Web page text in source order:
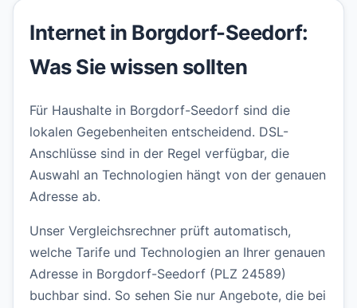
Internet in Borgdorf-Seedorf:
Was Sie wissen sollten
Für Haushalte in Borgdorf-Seedorf sind die
lokalen Gegebenheiten entscheidend. DSL-
Anschlüsse sind in der Regel verfügbar, die
Auswahl an Technologien hängt von der genauen
Adresse ab.
Unser Vergleichsrechner prüft automatisch,
welche Tarife und Technologien an Ihrer genauen
Adresse in Borgdorf-Seedorf (PLZ 24589)
buchbar sind. So sehen Sie nur Angebote, die bei